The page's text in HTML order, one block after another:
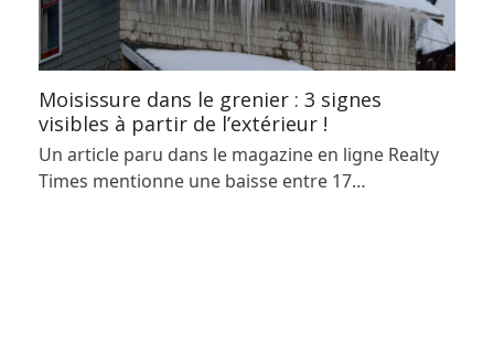
Moisissure dans le grenier : 3 signes
visibles à partir de l’extérieur !
Un article paru dans le magazine en ligne Realty
Times mentionne une baisse entre 17…